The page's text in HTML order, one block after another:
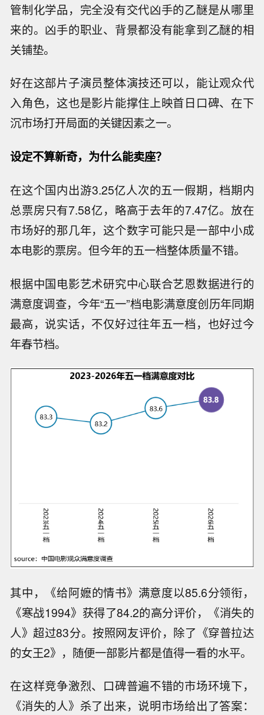
管制化学品，完全没有交代凶手的乙醚是从哪里
来的。凶手的职业、背景都没有能拿到乙醚的相
关铺垫。
好在这部片子演员整体演技还可以，能让观众代
入角色，这也是影片能撑住上映首日口碑、在下
沉市场打开局面的关键因素之一。
设定不算新奇，为什么能卖座？
在这个国内出游3.25亿人次的五一假期，档期内
总票房只有7.58亿，略高于去年的7.47亿。放在
市场好的那几年，这个数字可能只是一部中小成
本电影的票房。但今年的五一档整体质量不错。
根据中国电影艺术研究中心联合艺恩数据进行的
满意度调查，今年“五一”档电影满意度创历年同期
最高，说实话，不仅好过往年五一档，也好过今
年春节档。
其中，《给阿嬷的情书》满意度以85.6分领衔，
《寒战1994》获得了84.2的高分评价，《消失的
人》超过83分。按照网友评价，除了《穿普拉达
的女王2》，随便一部影片都是值得一看的水平。
在这样竞争激烈、口碑普遍不错的市场环境下，
《消失的人》杀了出来，说明市场给出了答案：